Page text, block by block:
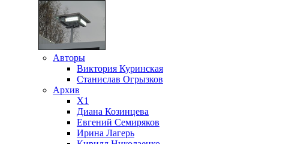
Авторы
Виктория Куринская
Станислав Огрызков
Архив
X1
Диана Козинцева
Евгений Семиряков
Ирина Лагерь